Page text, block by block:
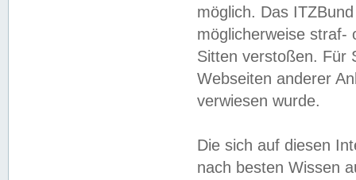
möglich. Das
möglicherweise straf-
Sitten verstoßen. Für
Webseiten anderer
verwiesen wurde.
Die sich auf diesen
nach besten Wissen